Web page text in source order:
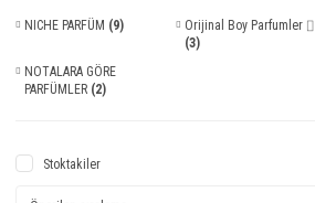
NICHE PARFÜM (9)
Orijinal Boy Parfumler ⌷
(3)
NOTALARA GÖRE
PARFÜMLER (2)
Stoktakiler